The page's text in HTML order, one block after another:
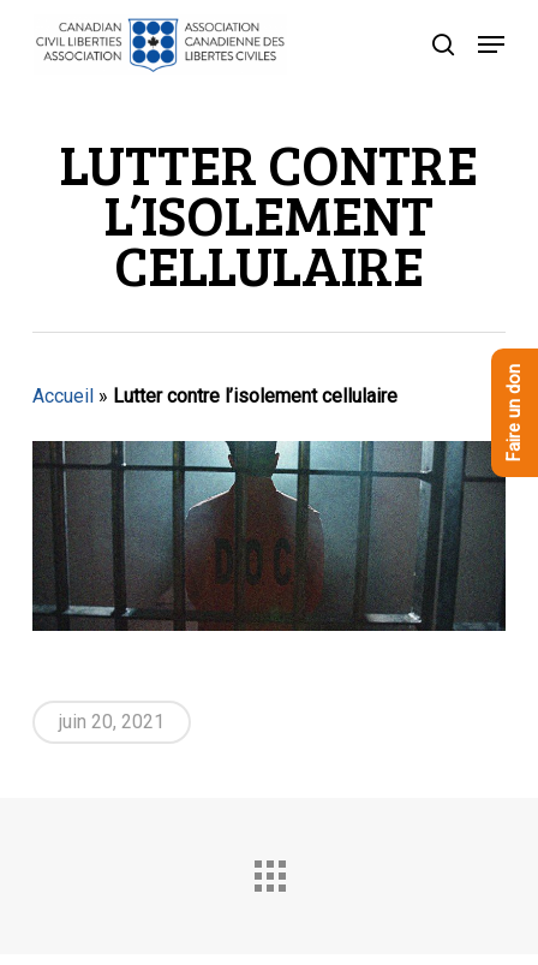
recherche
Menu
LUTTER CONTRE
L’ISOLEMENT
CELLULAIRE
Accueil» Lutter contre l’isolement cellulaire
juin 20, 2021
Faire un don